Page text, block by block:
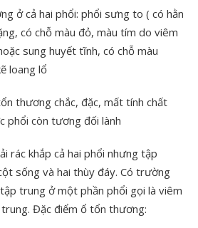
ở cả hai phổi: phổi sưng to ( có hằn
có chỗ màu đỏ, màu tím do viêm
sung huyết tĩnh, có chỗ màu
loang lổ
thương chắc, đặc, mất tính chất
phổi còn tương đối lành
rác khắp cả hai phổi nhưng tập
sống và hai thùy đáy. Có trường
trung ở một phần phổi gọi là viêm
Đặc điểm ổ tổn thương: